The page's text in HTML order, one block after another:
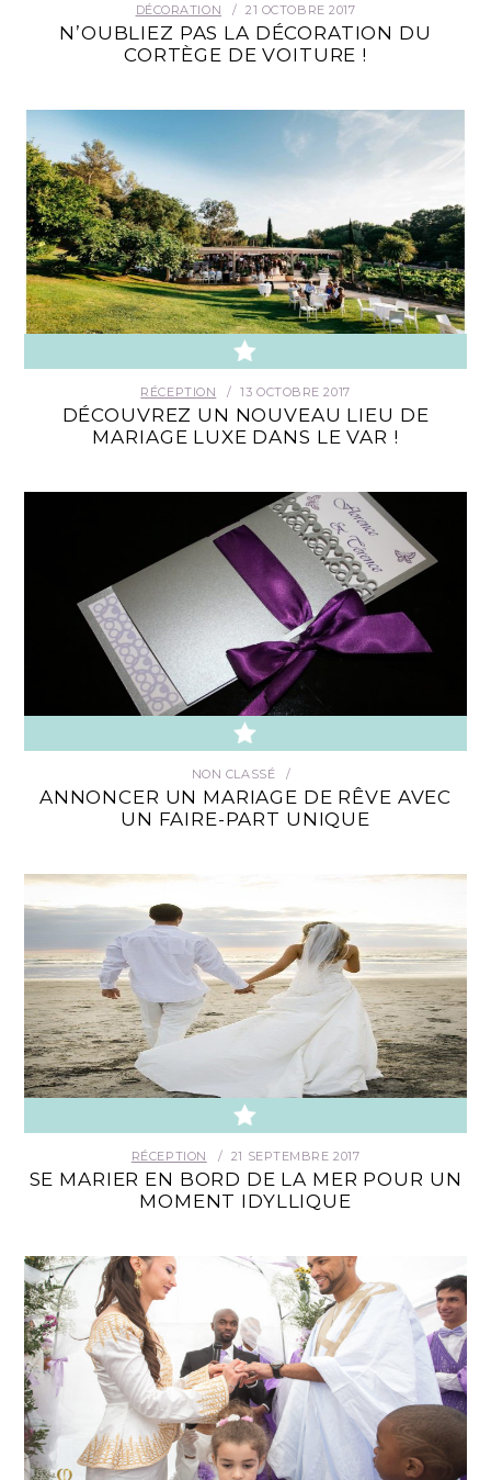
DÉCORATION 21 OCTOBRE 2017
N’OUBLIEZ PAS LA DÉCORATION DU
CORTÈGE DE VOITURE !
RÉCEPTION 13 OCTOBRE 2017
DÉCOUVREZ UN NOUVEAU LIEU DE
MARIAGE LUXE DANS LE VAR !
NON CLASSÉ
ANNONCER UN MARIAGE DE RÊVE AVEC
UN FAIRE-PART UNIQUE
RÉCEPTION 21 SEPTEMBRE 2017
SE MARIER EN BORD DE LA MER POUR UN
MOMENT IDYLLIQUE